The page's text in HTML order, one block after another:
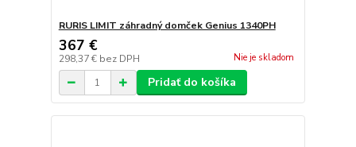
RURIS LIMIT záhradný domček Genius 1340PH
367 €
298,37 € bez DPH Nie je skladom
Pridať do košíka